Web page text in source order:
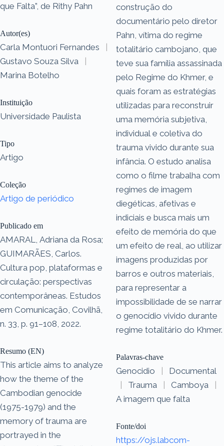
que Falta”, de Rithy Pahn
Autor(es)
Carla Montuori Fernandes
|
Gustavo Souza Silva
|
Marina Botelho
Instituição
Universidade Paulista
Tipo
Artigo
Coleção
Artigo de periódico
Publicado em
AMARAL, Adriana da Rosa;
GUIMARÃES, Carlos.
Cultura pop, plataformas e
circulação: perspectivas
contemporâneas. Estudos
em Comunicação, Covilhã,
n. 33, p. 91–108, 2022.
Resumo (EN)
This article aims to analyze
how the theme of the
Cambodian genocide
(1975-1979) and the
memory of trauma are
portrayed in the
construção do
documentário pelo diretor
Pahn, vítima do regime
totalitário cambojano, que
teve sua família assassinada
pelo Regime do Khmer, e
quais foram as estratégias
utilizadas para reconstruir
uma memória subjetiva,
individual e coletiva do
trauma vivido durante sua
infância. O estudo analisa
como o filme trabalha com
regimes de imagem
diegéticas, afetivas e
indiciais e busca mais um
efeito de memória do que
um efeito de real, ao utilizar
imagens produzidas por
barros e outros materiais,
para representar a
impossibilidade de se narrar
o genocídio vivido durante
regime totalitário do Khmer.
Palavras-chave
Genocidio |
Documental
|
Trauma | Camboya
|
A imagem que falta
Fonte/doi
https://ojs.labcom-